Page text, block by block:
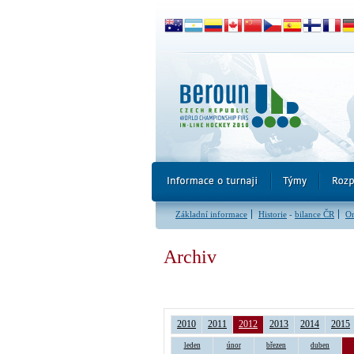
Základní informace Historie - bilance ČR
Archiv
2010 2011 2012 2013 2014 2015
leden únor březen duben